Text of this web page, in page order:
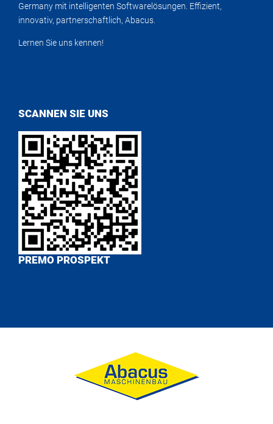
Germany mit intelligenten Softwarelösungen. Effizient,
innovativ, partnerschaftlich, Abacus.
Lernen Sie uns kennen!
SCANNEN SIE UNS
PREMO PROSPEKT